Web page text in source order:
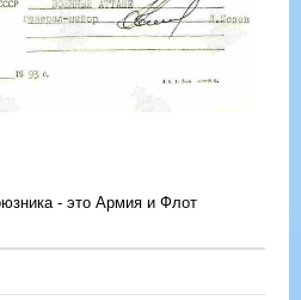
- это Армия и Флот